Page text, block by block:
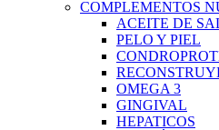
COMPLEMENTOS
ACEITE DE
PELO Y PIEL
OMEGA 3
GINGIVAL
HEPATICOS